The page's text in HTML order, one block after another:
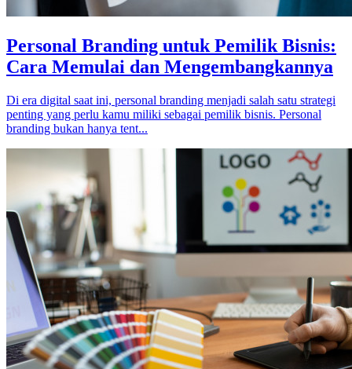
Personal Branding untuk Pemilik Bisnis:
Cara Memulai dan Mengembangkannya
Di era digital saat ini, personal branding menjadi salah satu strategi
penting yang perlu kamu miliki sebagai pemilik bisnis. Personal
branding bukan hanya tent...